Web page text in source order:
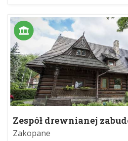
Zespół drewnianej
Zakopane